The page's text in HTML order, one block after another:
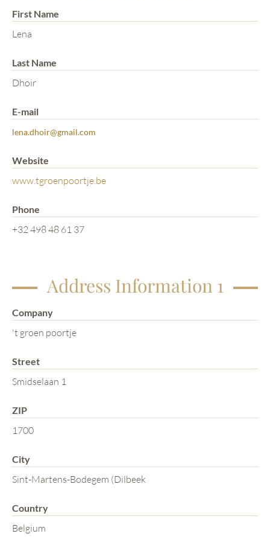
First Name
Lena
Last Name
Dhoir
E-mail
lena.dhoir@gmail.com
Website
www.tgroenpoortje.be
Phone
+32 498 48 61 37
Address Information 1
Company
't groen poortje
Street
Smidselaan 1
ZIP
1700
City
Sint-Martens-Bodegem (Dilbeek
Country
Belgium